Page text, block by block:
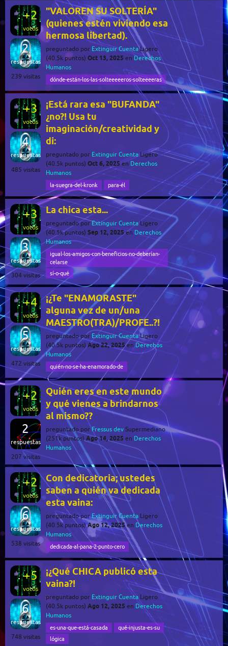
+2
votos
2
respuestas
239 visitas
"VALOREN SU SOLTERÍA"
(quienes estén viviendo esa
hermosa libertad).
preguntado por Extinguir Cuenta Ligero
(40.5k puntos) Oct 13, 2025 en Derechos
Humanos
dónde-están-los-las-solteeeeeros-solteeeeras
+3
votos
4
respuestas
485 visitas
¡Está rara esa "BUFANDA"
¿no?! Usa tu
imaginación/creatividad y
di:
preguntado por Extinguir Cuenta Ligero
(40.5k puntos) Oct 6, 2025 en Derechos
Humanos
la-suegra-del-kronk para-él
+3
votos
3
respuestas
304visitas
La chica esta...
preguntado porExtinguir Cuenta Ligero
(40.5kpuntos) Sep 12, 2025 en Derechos
Humanos
igual-los-amigos-con-beneficios-no-deberían-
celarse
sí-o-qué
+4
votos
5
respuestas
472 visitas
¡¿Te "ENAMORASTE"
alguna vez de un/una
MAESTRO(TRA)/PROFE..?!
preguntado por Extinguir Cuenta Ligero
(40.5k puntos) Ago 22, 2025 enDerechos
Humanos
quién-no-se-ha-enamorado-de
+2
votos
2
respuestas
207 visitas
Quién eres en este mundo
y qué vienes a brindarnos
al mismo??
preguntado porFressus dev Supermediano
(251k puntos) Ago 14, 2025 en Derechos
Humanos
+2
votos
6
respuestas
538 visitas
Con dedicatoria; ustedes
saben a quién va dedicada
esta vaina:
preguntado porExtinguir Cuenta Ligero
(40.5kpuntos) Ago 12, 2025 en Derechos
Humanos
dedicada-al-pana-2-punto-cero
+5
votos
6
respuestas
748 visitas
¡¿Qué CHICA publicó esta
vaina?!
preguntado por Extinguir Cuenta Ligero
(40.5k puntos) Ago 12, 2025 en Derechos
Humanos
es-una-que-está-casada
qué-injusta-es-su
lógica